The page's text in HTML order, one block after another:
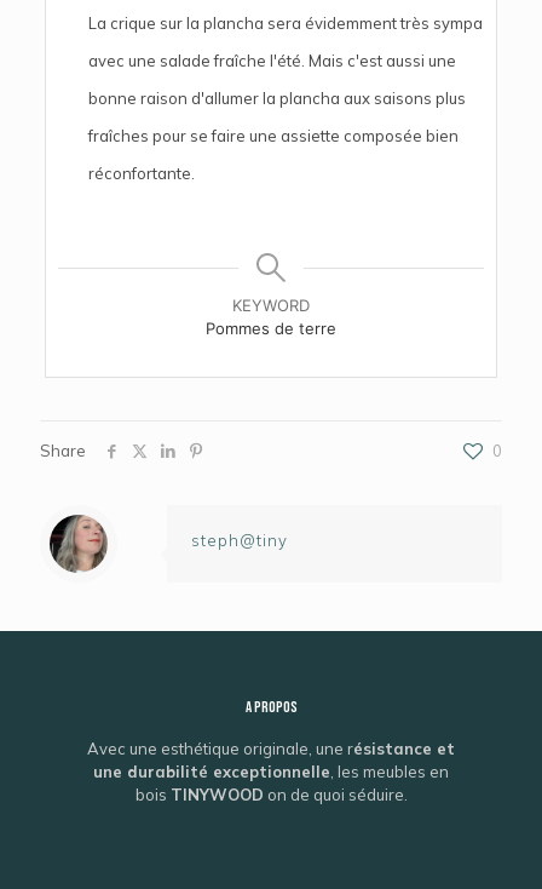
La crique sur la plancha sera évidemment très sympa
avec une salade fraîche l'été. Mais c'est aussi une
bonne raison d'allumer la plancha aux saisons plus
fraîches pour se faire une assiette composée bien
réconfortante.
KEYWORD
Pommes de terre
Share 0
steph@tiny
A propos
Avec une esthétique originale, une résistance et
une durabilité exceptionnelle, les meubles en
bois TINYWOOD on de quoi séduire.